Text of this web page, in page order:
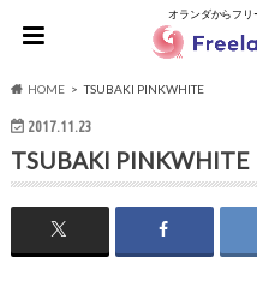
オランダからフリ
HOME TSUBAKI PINKWHITE
2017.11.23
TSUBAKI PINKWHITE